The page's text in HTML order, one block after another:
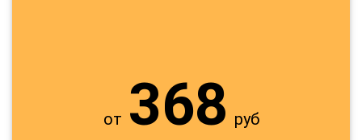
от 368 руб